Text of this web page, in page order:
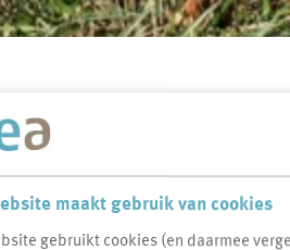
maakt gebruik van cookies
gebruikt cookies (en daarmee
Hoevenseveld in Uden